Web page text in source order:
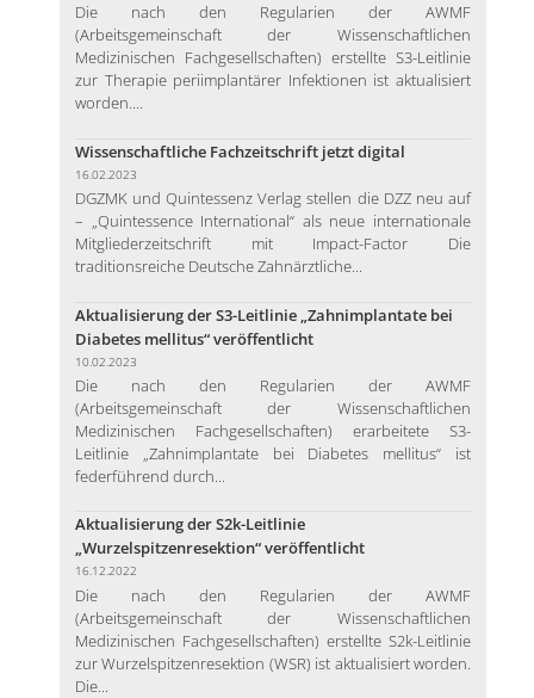
Die nach den Regularien der AWMF
(Arbeitsgemeinschaft der Wissenschaftlichen
Medizinischen Fachgesellschaften) erstellte S3-Leitlinie
zur Therapie periimplantärer Infektionen ist aktualisiert
worden....
Wissenschaftliche Fachzeitschrift jetzt digital
16.02.2023
DGZMK und Quintessenz Verlag stellen die DZZ neu auf
– „Quintessence International“ als neue internationale
Mitgliederzeitschrift mit Impact-Factor Die
traditionsreiche Deutsche Zahnärztliche...
Aktualisierung der S3-Leitlinie „Zahnimplantate bei
Diabetes mellitus“ veröffentlicht
10.02.2023
Die nach den Regularien der AWMF
(Arbeitsgemeinschaft der Wissenschaftlichen
Medizinischen Fachgesellschaften) erarbeitete S3-
Leitlinie „Zahnimplantate bei Diabetes mellitus“ ist
federführend durch...
Aktualisierung der S2k-Leitlinie
„Wurzelspitzenresektion“ veröffentlicht
16.12.2022
Die nach den Regularien der AWMF
(Arbeitsgemeinschaft der Wissenschaftlichen
Medizinischen Fachgesellschaften) erstellte S2k-Leitlinie
zur Wurzelspitzenresektion (WSR) ist aktualisiert worden.
Die...